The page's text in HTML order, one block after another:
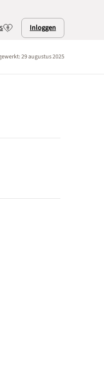
Inloggen
29 augustus 2025